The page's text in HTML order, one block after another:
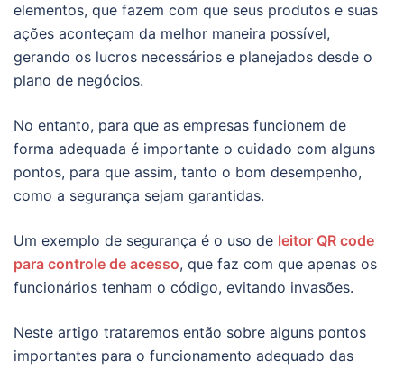
elementos, que fazem com que seus produtos e suas
ações aconteçam da melhor maneira possível,
gerando os lucros necessários e planejados desde o
plano de negócios.
No entanto, para que as empresas funcionem de
forma adequada é importante o cuidado com alguns
pontos, para que assim, tanto o bom desempenho,
como a segurança sejam garantidas.
Um exemplo de segurança é o uso de leitor QR code
para controle de acesso, que faz com que apenas os
funcionários tenham o código, evitando invasões.
Neste artigo trataremos então sobre alguns pontos
importantes para o funcionamento adequado das